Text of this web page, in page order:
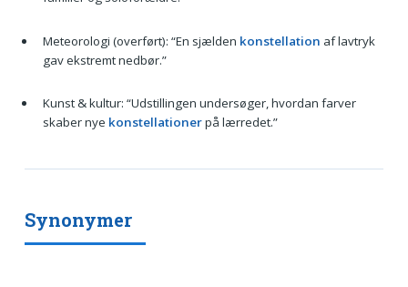
Meteorologi (overført): “En sjælden konstellation af lavtryk
gav ekstremt nedbør.”
Kunst & kultur: “Udstillingen undersøger, hvordan farver
skaber nye konstellationerpå lærredet.”
Synonymer